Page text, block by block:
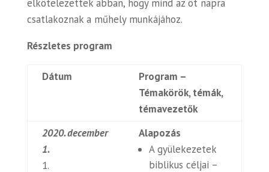
elkötelezettek abban, hogy mind az öt napra
csatlakoznak a műhely munkájához.
Részletes program
Dátum
Program –
Témakörök, témák,
témavezetők
2020. december
1.
Alapozás
A gyülekezetek
biblikus céljai –